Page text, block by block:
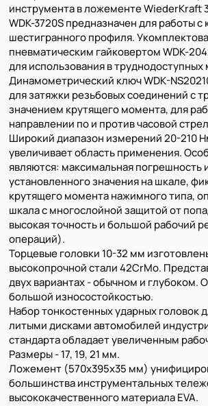
инструмента в ложементе WiederKraft
WDK-3720S предназначен для работы
шестигранного профиля.
пневматическим гайковертом WDK-
для использования в труднодоступных
Динамометрический ключ WDK-
для затяжки резьбовых соединений с
значением крутящего момента, для
направлении по и против часовой
Широкий диапазон измерений 20-210
увеличивает область применения.
являются: максимальная погрешность
установленного значения на шкале,
крутящего момента нажимного типа,
шкала с многослойной защитой от
высокая точность и большой рабочий
операций).
Торцевые головки 10-32 мм
высокопрочной стали 42CrMo.
двух вариантах - обычном и глубоком.
большой износостойкостью.
Набор тонкостенных ударных головок
литыми дисками автомобилей
стандарта обладает увеличенным
Размеры - 17, 19, 21 мм.
Ложемент (570х395х35 мм)
большинства инструментальных
высококачественного материала EVA.